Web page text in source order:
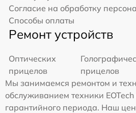
Согласие на обработку
Способы оплаты
Ремонт устройств
Оптических
прицелов
прицелов
Мы занимаемся ремонтом и
обслуживанием техники
гарантийного периода. Наш